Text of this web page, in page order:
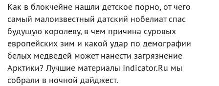
Как в блокчейне нашли детское порно, от чего
самый малоизвестный датский нобелиат спас
будущую королеву, в чем причина суровых
европейских зим и какой удар по демографии
белых медведей может нанести загрязнение
Арктики? Лучшие материалы Indicator.Ru мы
собрали в ночной дайджест.